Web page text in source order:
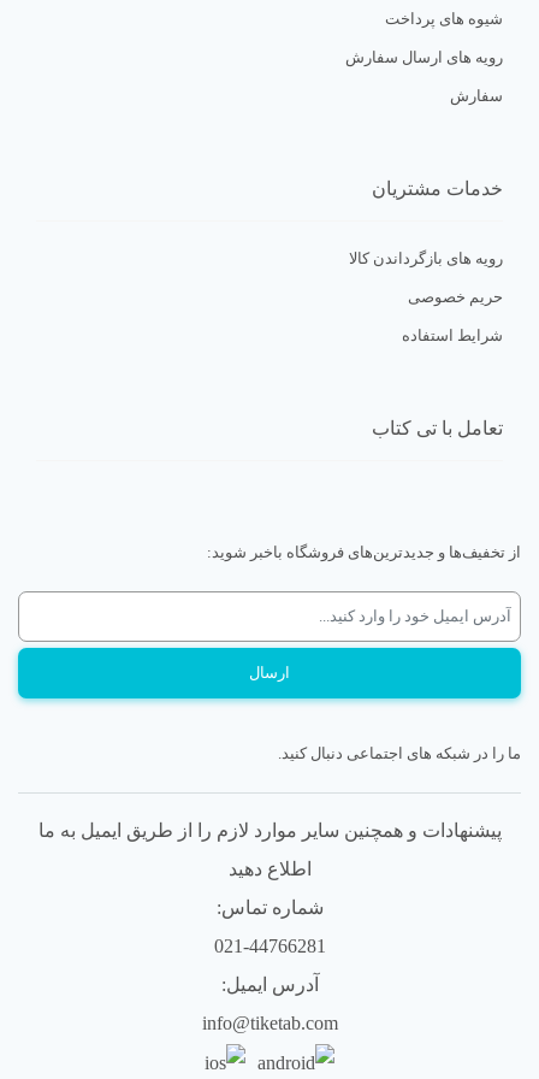
0/5
شیوه های پرداخت
رویه های ارسال سفارش
سفارش
خدمات مشتریان
رویه های بازگرداندن کالا
حریم خصوصی
شرایط استفاده
تعامل با تی کتاب
از تخفیف‌ها و جدیدترین‌های فروشگاه باخبر شوید:
ما را در شبکه های اجتماعی دنبال کنید.
پیشنهادات و همچنین سایر موارد لازم را از طریق ایمیل به ما
اطلاع دهید
شماره تماس:
021-44766281
آدرس ایمیل:
info@tiketab.com